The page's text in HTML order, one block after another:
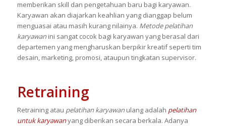
memberikan skill dan pengetahuan baru bagi karyawan.
Karyawan akan diajarkan keahlian yang dianggap belum
menguasai atau masih kurang nilainya. Metode pelatihan
karyawanini sangat cocok bagi karyawan yang berasal dari
departemen yang mengharuskan berpikir kreatif seperti tim
desain, marketing, promosi, ataupun tingkatan supervisor.
Retraining
Retraining atau pelatihan karyawanulang adalah pelatihan
untuk karyawanyang diberikan secara berkala. Adanya